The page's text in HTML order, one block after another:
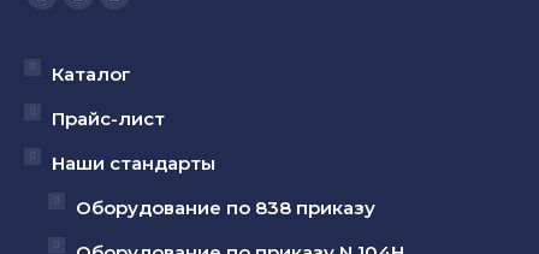
Страница
открывается
новом
окне
Страница
открывается
новом
окне
Страница
открывается
новом
окне
Каталог
Прайс-лист
Наши стандарты
Оборудование по 838 приказу